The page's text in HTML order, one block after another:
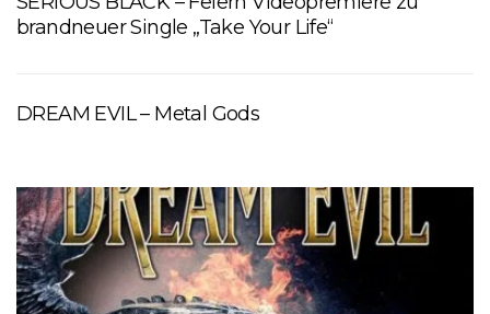
brandneuer Single „Take Your Life“
DREAM EVIL – Metal Gods